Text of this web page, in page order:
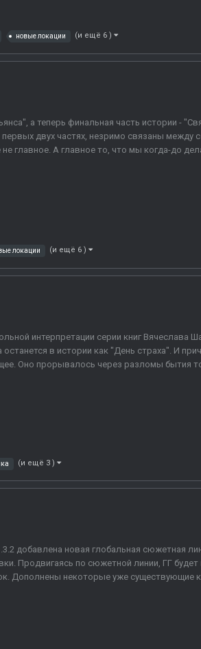
новые локации (и ещё 6 )
а теперь финальная часть истории -
двух частях, незримо связаны между
главное. А главное то, что мы когда-до
локации (и ещё 6 )
интерпретации серии книг Вячеслава
останется в истории как "День страха". И
Оно прорывалось через разломы бытия
(и ещё 3 )
добавлена новая глобальная сюжетная
Продвигаясь по сюжетной линии, ГГ
Дополнены некоторые уже существующие